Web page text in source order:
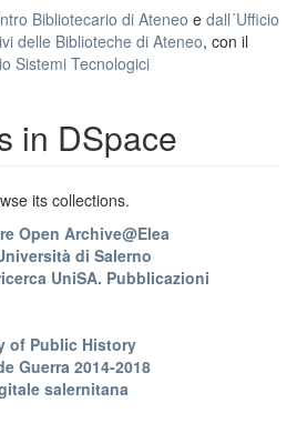
Bibliotecario di Ateneo e dall´Ufficio
delle Biblioteche di Ateneo, con il
Sistemi Tecnologici
in DSpace
its collections.
Open Archive@Elea
di Salerno
UniSA. Pubblicazioni
of Public History
Guerra 2014-2018
salernitana